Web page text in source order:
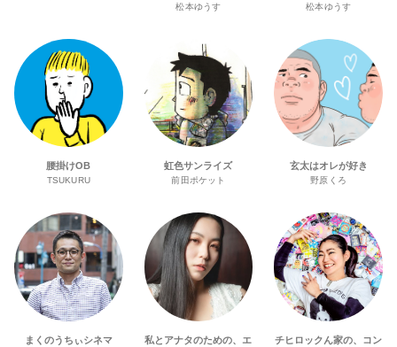
松本ゆうす 松本ゆうす
腰掛けOB
TSUKURU
虹色サンライズ
前田ポケット
玄太はオレが好き
野原くろ
まくのうちぃシネマ
私とアナタのための、エ
チヒロックん家の、コン